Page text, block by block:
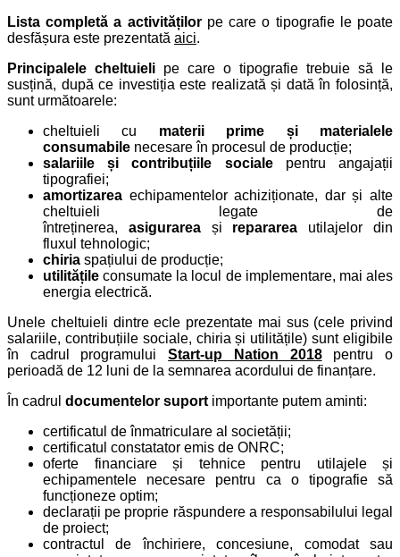
Lista completă a activitățilorpe care o tipografie le poate
desfășura este prezentată aici.
Principalele cheltuieli pe care o tipografie trebuie să le
susțină, după ce investiția este realizată și dată în folosință,
sunt următoarele:
cheltuieli cu materii prime și materialele
consumabile necesare în procesul de producție;
salariile și contribuțiile socialepentru angajații
tipografiei;
amortizarea echipamentelor achiziționate, dar și alte
cheltuieli legate de
întreținerea, asigurareași repararea utilajelor din
fluxul tehnologic;
chiria spațiului de producție;
utilitățile consumate la locul de implementare, mai ales
energia electrică.
Unele cheltuieli dintre ecle prezentate mai sus (cele privind
salariile, contribuțiile sociale, chiria și utilitățile) sunt eligibile
în cadrul programuluiStart-up Nation 2018pentru o
perioadă de 12 luni de la semnarea acordului de finanțare.
În cadrul documentelor suport importante putem aminti:
certificatul de înmatriculare al societății;
certificatul constatator emis de ONRC;
oferte financiare și tehnice pentru utilajele și
echipamentele necesare pentru ca o tipografie să
funcționeze optim;
declarații pe proprie răspundere a responsabilului legal
de proiect;
contractul de închiriere, concesiune, comodat sau